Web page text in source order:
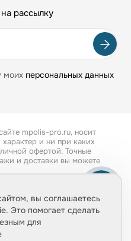
на рассылку
моих персональных данных
mpolis-pro.ru, носит
и ни при каких
офертой. Точные
и доставки вы можете
данных
вы соглашаетесь
Это помогает сделать
для